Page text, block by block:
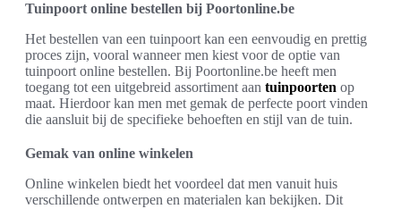
Tuinpoort online bestellen bij Poortonline.be
Het bestellen van een tuinpoort kan een eenvoudig en prettig
proces zijn, vooral wanneer men kiest voor de optie van
tuinpoort online bestellen. Bij Poortonline.be heeft men
toegang tot een uitgebreid assortiment aan tuinpoorten op
maat. Hierdoor kan men met gemak de perfecte poort vinden
die aansluit bij de specifieke behoeften en stijl van de tuin.
Gemak van online winkelen
Online winkelen biedt het voordeel dat men vanuit huis
verschillende ontwerpen en materialen kan bekijken. Dit